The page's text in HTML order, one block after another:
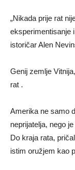
„Nikada prije rat
eksperimentisanje
istoričar Alen
Genij zemlje
rat .
Amerika ne samo
neprijatelja, nego
Do kraja rata,
istim oružjem kao